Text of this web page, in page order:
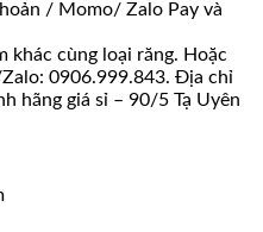
/ Momo/ Zalo Pay và
khác cùng loại răng. Hoặc
0906.999.843. Địa chỉ
hãng giá sỉ – 90/5 Tạ Uyên